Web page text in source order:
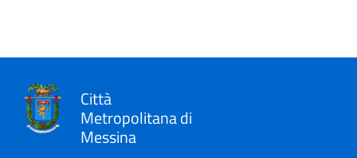
Città
Metropolitana di
Messina